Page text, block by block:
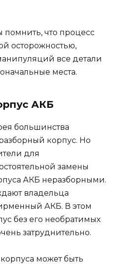
что процесс
осторожностью,
все детали
места.
АКБ
большинства
корпус. Но
для
замены
АКБ неразборными.
владельца
АКБ. В этом
без его необратимых
затруднительно.
может быть